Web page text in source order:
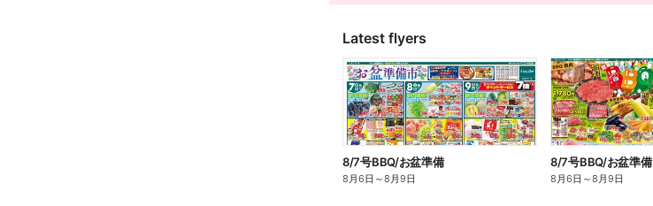
Latest flyers
8/7号BBQ/お盆準備
8月6日 ～8月9日
8/7号BBQ/お盆準備
8月6日 ～8月9日